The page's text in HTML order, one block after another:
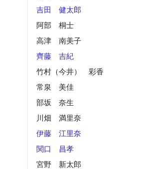
吉田 健太郎
阿部 桐士
高津 南美子
齊藤 吉紀
竹村（今井） 彩香
常泉 美佳
部坂 奈生
川畑 満里奈
伊藤 江里奈
関口 昌孝
宮野 新太郎